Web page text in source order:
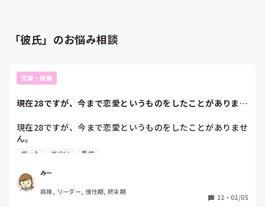
「彼氏」のお悩み相談
恋愛・結婚
現在28ですが、今まで恋愛というものをしたことがありませ
現在28ですが、今まで恋愛というものをしたことがありませ
ん。
数年前に告白されて彼氏がいたことはありますが(恋愛がわ
結局恋愛感情が湧かなくて2ヶ月で別れました。
そんな私ですが子どもは欲しいです。
デート 出会い 男性
みー
病棟, リーダー, 慢性期, 終末期
12 ・ 02/05